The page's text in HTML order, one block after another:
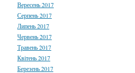
Вересень 2017
Серпень 2017
Липень 2017
Червень 2017
Травень 2017
Квітень 2017
Березень 2017